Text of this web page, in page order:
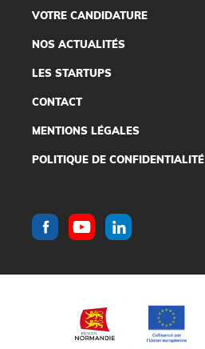
VOTRE CANDIDATURE
NOS ACTUALITÉS
LES STARTUPS
CONTACT
MENTIONS LÉGALES
POLITIQUE DE CONFIDENTIALITÉ